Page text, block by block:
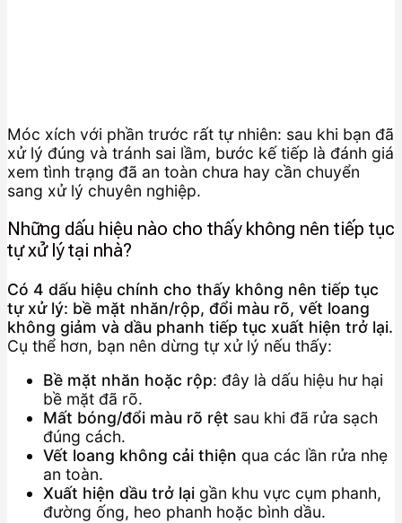
Móc xích với phần trước rất tự nhiên: sau khi bạn đã
xử lý đúng và tránh sai lầm, bước kế tiếp là đánh giá
xem tình trạng đã an toàn chưa hay cần chuyển
sang xử lý chuyên nghiệp.
Những dấu hiệu nào cho thấy không nên tiếp tục
tự xử lý tại nhà?
Có 4 dấu hiệu chính cho thấy không nên tiếp tục
tự xử lý: bề mặt nhăn/rộp, đổi màu rõ, vết loang
không giảm và dầu phanh tiếp tục xuất hiện trở lại.
Cụ thể hơn, bạn nên dừng tự xử lý nếu thấy:
Bề mặt nhăn hoặc rộp: đây là dấu hiệu hư hại
bề mặt đã rõ.
Mất bóng/đổi màu rõ rệt sau khi đã rửa sạch
đúng cách.
Vết loang không cải thiện qua các lần rửa nhẹ
an toàn.
Xuất hiện dầu trở lại gần khu vực cụm phanh,
đường ống, heo phanh hoặc bình dầu.